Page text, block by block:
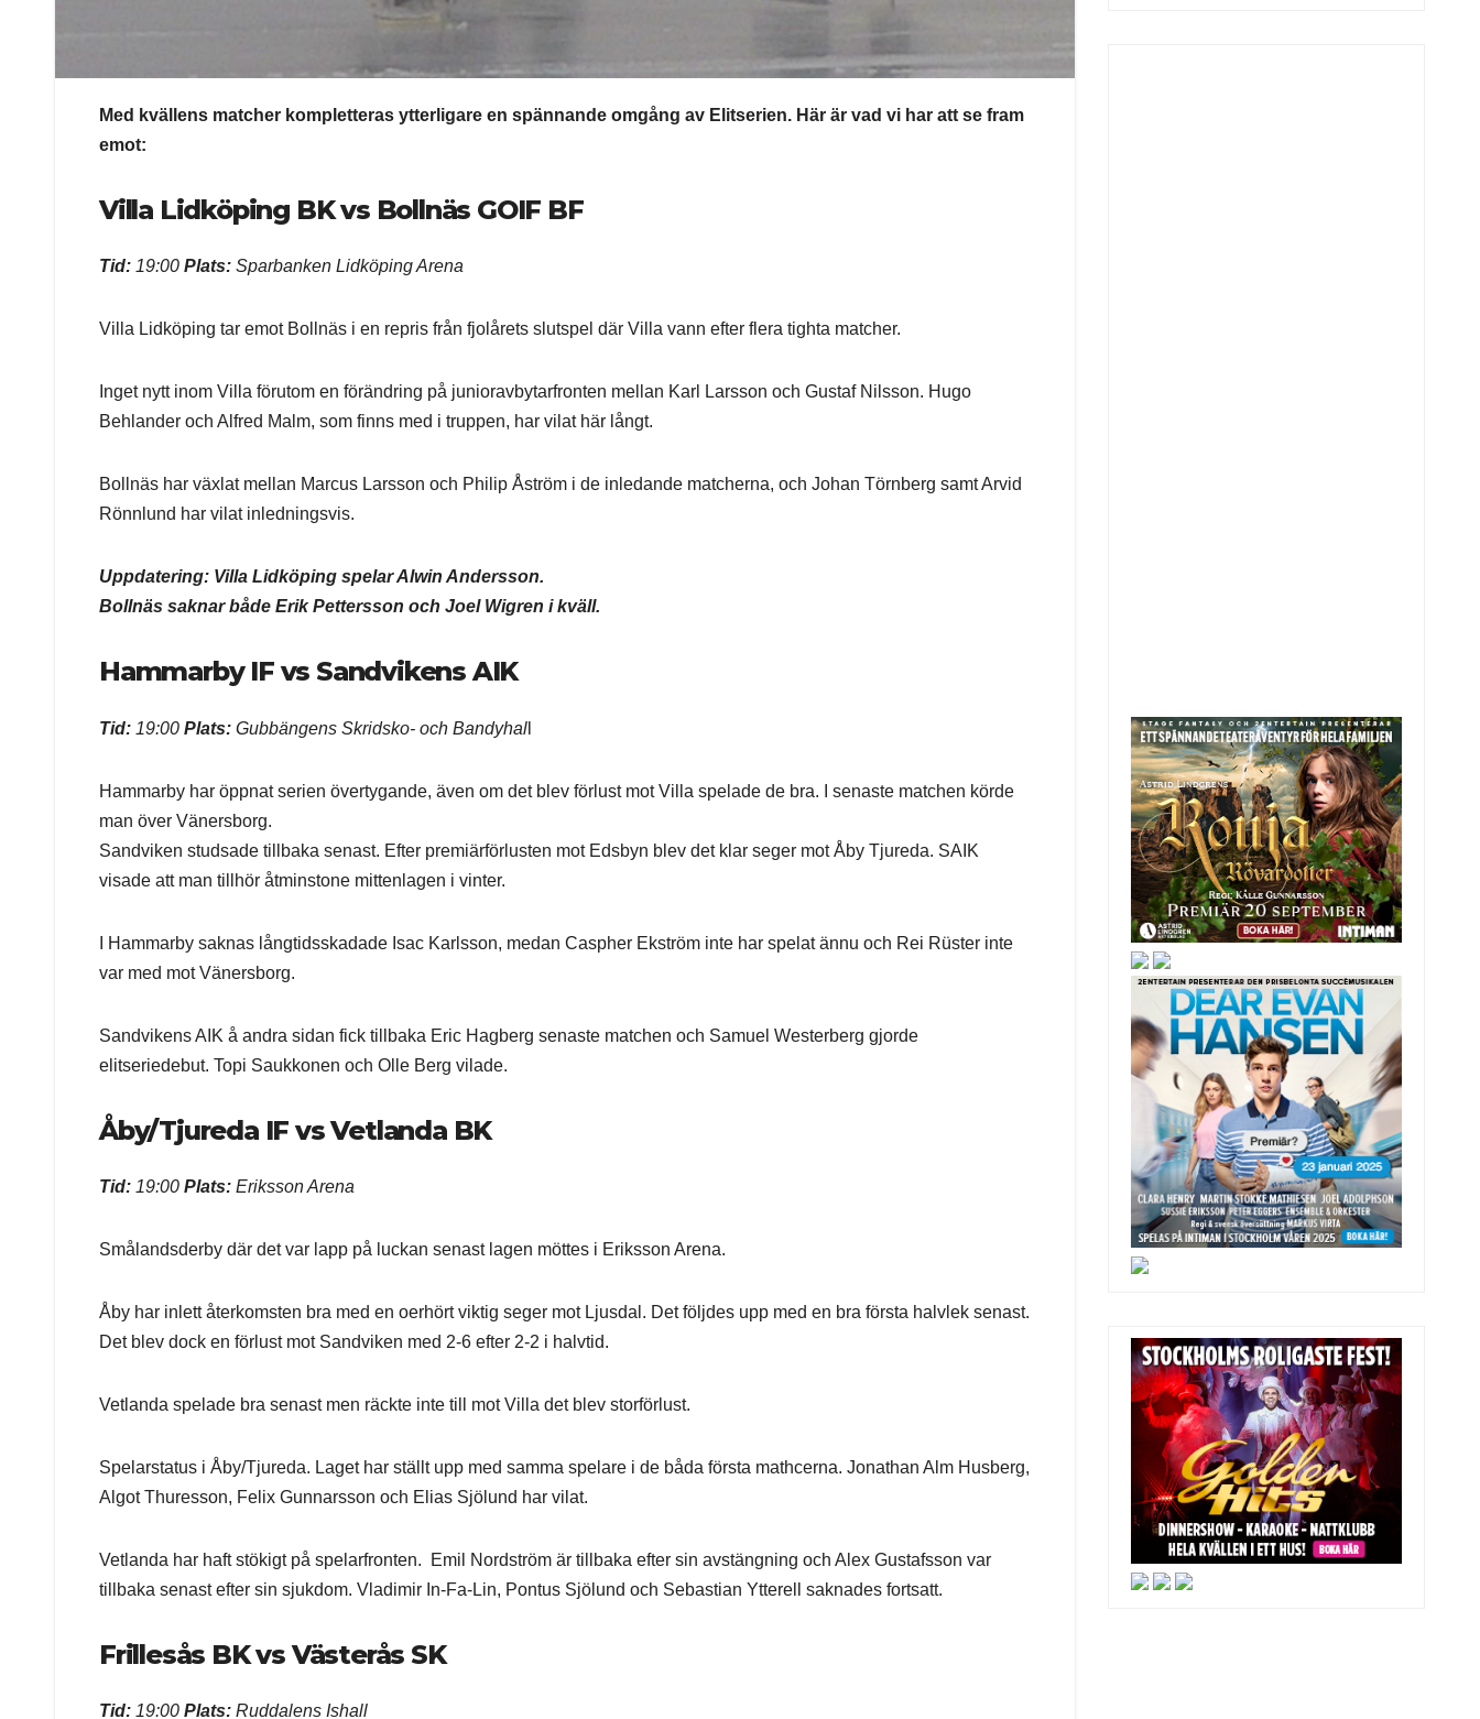
Med kvällens matcher kompletteras ytterligare en spännande omgång av Elitserien. Här är vad vi har att se fram
emot:
Villa Lidköping BK vs Bollnäs GOIF BF
Tid: 19:00 Plats: Sparbanken Lidköping Arena
Villa Lidköping tar emot Bollnäs i en repris från fjolårets slutspel där Villa vann efter flera tighta matcher.
Inget nytt inom Villa förutom en förändring på junioravbytarfronten mellan Karl Larsson och Gustaf Nilsson. Hugo
Behlander och Alfred Malm, som finns med i truppen, har vilat här långt.
Bollnäs har växlat mellan Marcus Larsson och Philip Åström i de inledande matcherna, och Johan Törnberg samt Arvid
Rönnlund har vilat inledningsvis.
Uppdatering: Villa Lidköping spelar Alwin Andersson.
Bollnäs saknar både Erik Pettersson och Joel Wigren i kväll.
Hammarby IF vs Sandvikens AIK
Tid: 19:00 Plats: Gubbängens Skridsko- och Bandyhal
Hammarby har öppnat serien övertygande, även om det blev förlust mot Villa spelade de bra. I senaste matchen körde
man över Vänersborg.
Sandviken studsade tillbaka senast. Efter premiärförlusten mot Edsbyn blev det klar seger mot Åby Tjureda. SAIK
visade att man tillhör åtminstone mittenlagen i vinter.
I Hammarby saknas långtidsskadade Isac Karlsson, medan Caspher Ekström inte har spelat ännu och Rei Rüster inte
var med mot Vänersborg.
Sandvikens AIK å andra sidan fick tillbaka Eric Hagberg senaste matchen och Samuel Westerberg gjorde
elitseriedebut. Topi Saukkonen och Olle Berg vilade.
Åby/Tjureda IF vs Vetlanda BK
Tid: 19:00 Plats: Eriksson Arena
Smålandsderby där det var lapp på luckan senast lagen möttes i Eriksson Arena.
Åby har inlett återkomsten bra med en oerhört viktig seger mot Ljusdal. Det följdes upp med en bra första halvlek senast.
Det blev dock en förlust mot Sandviken med 2-6 efter 2-2 i halvtid.
Vetlanda spelade bra senast men räckte inte till mot Villa det blev storförlust.
Spelarstatus i Åby/Tjureda. Laget har ställt upp med samma spelare i de båda första mathcerna. Jonathan Alm Husberg,
Algot Thuresson, Felix Gunnarsson och Elias Sjölund har vilat.
Vetlanda har haft stökigt på spelarfronten. Emil Nordström är tillbaka efter sin avstängning och Alex Gustafsson var
tillbaka senast efter sin sjukdom. Vladimir In-Fa-Lin, Pontus Sjölund och Sebastian Ytterell saknades fortsatt.
Frillesås BK vs Västerås SK
Tid: 19:00 Plats: Ruddalens Ishall